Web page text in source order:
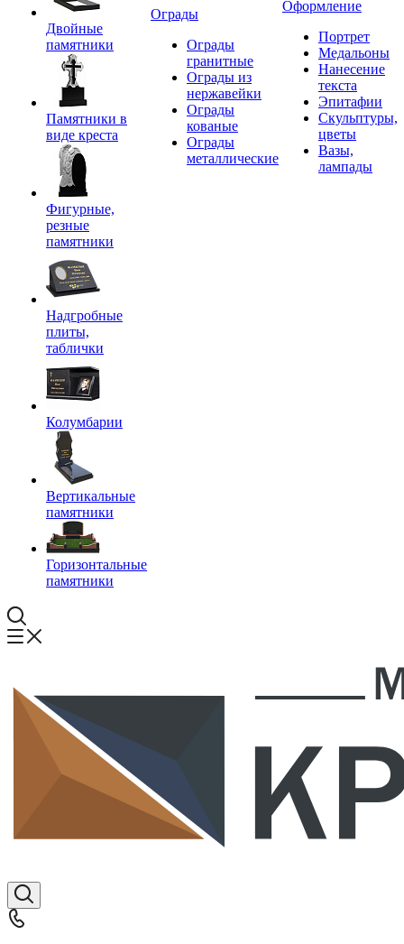
Двойные
памятники
Памятники в
виде креста
Фигурные,
резные
памятники
Надгробные
плиты,
таблички
Колумбарии
Вертикальные
памятники
Горизонтальные
памятники
Ограды
Ограды
гранитные
Ограды из
нержавейки
Ограды
кованые
Ограды
металлические
Оформление
Портрет
Медальоны
Нанесение
текста
Эпитафии
Скульптуры,
цветы
Вазы,
лампады